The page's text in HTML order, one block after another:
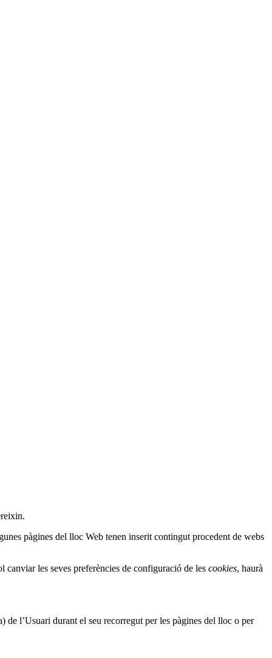
pàgines del lloc Web tenen inserit contingut procedent de webs
canviar les seves preferències de configuració de les cookies, haurà
l’Usuari durant el seu recorregut per les pàgines del lloc o per